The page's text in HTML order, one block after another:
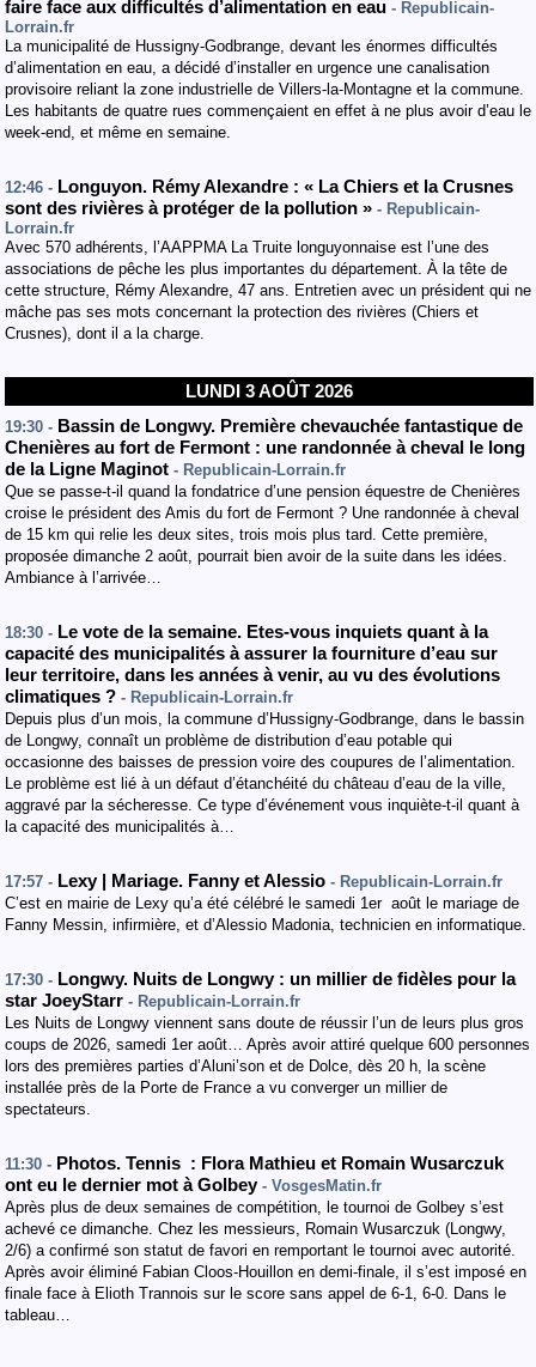
faire face aux difficultés d’alimentation en eau - Republicain-
Lorrain.fr
La municipalité de Hussigny-Godbrange, devant les énormes difficultés
d’alimentation en eau, a décidé d’installer en urgence une canalisation
provisoire reliant la zone industrielle de Villers-la-Montagne et la commune.
Les habitants de quatre rues commençaient en effet à ne plus avoir d’eau le
week-end, et même en semaine.
12:46 - Longuyon. Rémy Alexandre : « La Chiers et la Crusnes
sont des rivières à protéger de la pollution » - Republicain-
Lorrain.fr
Avec 570 adhérents, l’AAPPMA La Truite longuyonnaise est l’une des
associations de pêche les plus importantes du département. À la tête de
cette structure, Rémy Alexandre, 47 ans. Entretien avec un président qui ne
mâche pas ses mots concernant la protection des rivières (Chiers et
Crusnes), dont il a la charge.
LUNDI 3 AOÛT 2026
19:30 - Bassin de Longwy. Première chevauchée fantastique de
Chenières au fort de Fermont : une randonnée à cheval le long
de la Ligne Maginot - Republicain-Lorrain.fr
Que se passe-t-il quand la fondatrice d’une pension équestre de Chenières
croise le président des Amis du fort de Fermont ? Une randonnée à cheval
de 15 km qui relie les deux sites, trois mois plus tard. Cette première,
proposée dimanche 2 août, pourrait bien avoir de la suite dans les idées.
Ambiance à l’arrivée…
18:30 - Le vote de la semaine. Etes-vous inquiets quant à la
capacité des municipalités à assurer la fourniture d’eau sur
leur territoire, dans les années à venir, au vu des évolutions
climatiques ? - Republicain-Lorrain.fr
Depuis plus d’un mois, la commune d’Hussigny-Godbrange, dans le bassin
de Longwy, connaît un problème de distribution d’eau potable qui
occasionne des baisses de pression voire des coupures de l’alimentation.
Le problème est lié à un défaut d’étanchéité du château d’eau de la ville,
aggravé par la sécheresse. Ce type d’événement vous inquiète-t-il quant à
la capacité des municipalités à…
17:57 - Lexy | Mariage. Fanny et Alessio - Republicain-Lorrain.fr
C’est en mairie de Lexy qu’a été célébré le samedi 1er août le mariage de
Fanny Messin, infirmière, et d’Alessio Madonia, technicien en informatique.
17:30 - Longwy. Nuits de Longwy : un millier de fidèles pour la
star JoeyStarr - Republicain-Lorrain.fr
Les Nuits de Longwy viennent sans doute de réussir l’un de leurs plus gros
coups de 2026, samedi 1er août… Après avoir attiré quelque 600 personnes
lors des premières parties d’Aluni’son et de Dolce, dès 20 h, la scène
installée près de la Porte de France a vu converger un millier de
spectateurs.
11:30 - Photos. Tennis : Flora Mathieu et Romain Wusarczuk
ont eu le dernier mot à Golbey - VosgesMatin.fr
Après plus de deux semaines de compétition, le tournoi de Golbey s’est
achevé ce dimanche. Chez les messieurs, Romain Wusarczuk (Longwy,
2/6) a confirmé son statut de favori en remportant le tournoi avec autorité.
Après avoir éliminé Fabian Cloos-Houillon en demi-finale, il s’est imposé en
finale face à Elioth Trannois sur le score sans appel de 6-1, 6-0. Dans le
tableau…